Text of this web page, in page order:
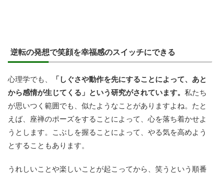
逆転の発想で笑顔を幸福感のスイッチにできる
心理学でも、
「しぐさや動作を先にすることによって、あと
から感情が生じてくる」という研究がされています。 私たち
が思いつく範囲でも、似たようなことがありますよね。たと
えば、座禅のポーズをすることによって、心を落ち着かせよ
うとします。こぶしを握ることによって、やる気を高めよう
とすることもあります。
うれしいことや楽しいことが起こってから、笑うという順番